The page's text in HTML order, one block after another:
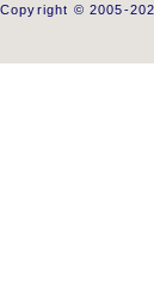
Copyright © 2005-